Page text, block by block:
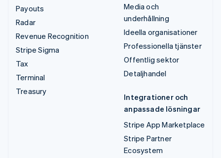
Payouts
Radar
Revenue Recognition
Stripe Sigma
Tax
Terminal
Treasury
Media och
underhållning
Ideella organisationer
Professionella tjänster
Offentlig sektor
Detaljhandel
Integrationer och
anpassade lösningar
Stripe App Marketplace
Stripe Partner
Ecosystem